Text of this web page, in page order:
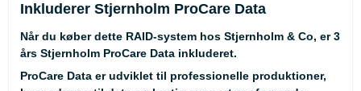
Inkluderer Stjernholm ProCare Data
Når du køber dette RAID-system hos Stjernholm & Co, er 3
års Stjernholm ProCare Data inkluderet.
ProCare Data er udviklet til professionelle produktioner,